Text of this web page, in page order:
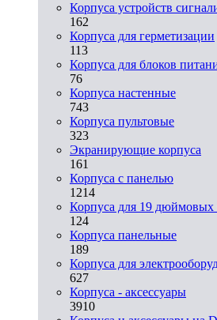
Корпуса устройств
162
Корпуса для герметизации
113
Корпуса для блоков
76
Корпуса настенные
743
Корпуса пультовые
323
Экранирующие корпуса
161
Корпуса с панелью
1214
Корпуса для 19 дюймовых
124
Корпуса панельные
189
Корпуса для
627
Корпуса - аксессуары
3910